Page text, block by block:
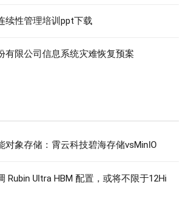
续性管理培训ppt下载
有限公司信息系统灾难恢复预案
对象存储：霄云科技碧海存储vsMinIO
Rubin Ultra HBM 配置，或将不限于12Hi